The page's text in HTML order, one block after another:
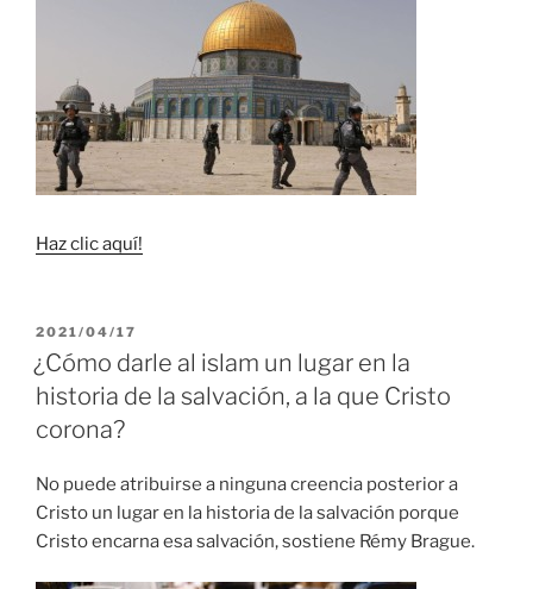
Haz clic aquí!
PUBLICADO
EL
2021/04/17
¿Cómo darle al islam un lugar en la
historia de la salvación, a la que Cristo
corona?
No puede atribuirse a ninguna creencia posterior a
Cristo un lugar en la historia de la salvación porque
Cristo encarna esa salvación, sostiene Rémy Brague.